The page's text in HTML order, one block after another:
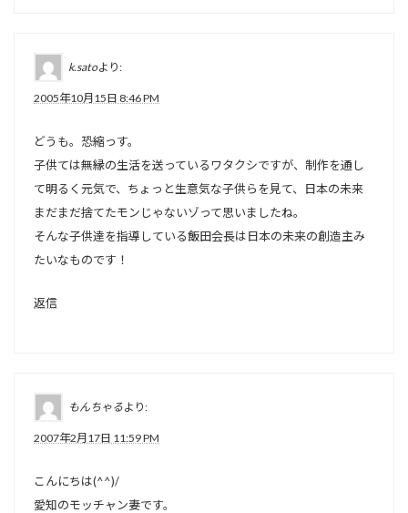
k.satoより:
2005年10月15日 8:46 PM
どうも。恐縮っす。
子供ては無縁の生活を送っているワタクシですが、制作を通し
て明るく元気で、ちょっと生意気な子供らを見て、日本の未来
まだまだ捨てたモンじゃないゾって思いましたね。
そんな子供達を指導している飯田会長は日本の未来の創造主み
たいなものです！
返信
もんちゃるより:
2007年2月17日 11:59 PM
こんにちは(^^)/
愛知のモッチャン妻です。